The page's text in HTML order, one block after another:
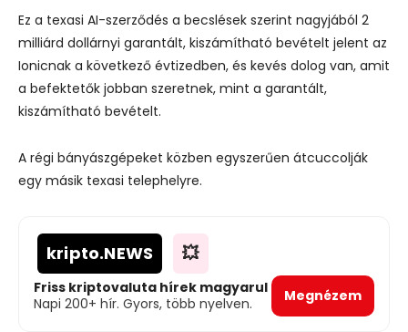
Ez a texasi AI-szerződés a becslések szerint nagyjából 2
milliárd dollárnyi garantált, kiszámítható bevételt jelent az
Ionicnak a következő évtizedben, és kevés dolog van, amit
a befektetők jobban szeretnek, mint a garantált,
kiszámítható bevételt.
A régi bányászgépeket közben egyszerűen átcuccolják
egy másik texasi telephelyre.
kripto.NEWS 💥
Friss kriptovaluta hírek magyarul
Napi 200+ hír. Gyors, több nyelven.
Megnézem